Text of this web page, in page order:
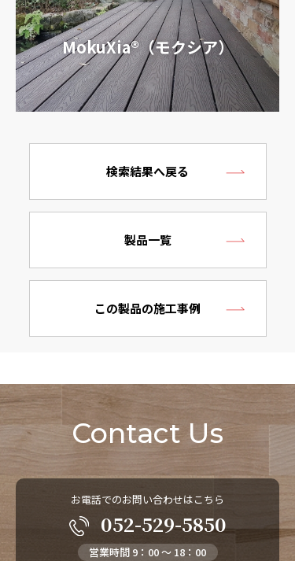
MokuXia®（モクシア）
検索結果へ戻る
製品一覧
この製品の施工事例
Contact Us
お電話でのお問い合わせはこちら
052-529-5850
営業時間 9：00 ～ 18：00